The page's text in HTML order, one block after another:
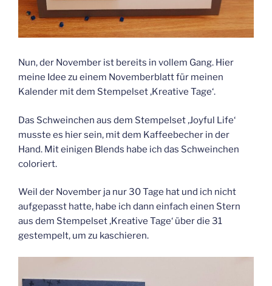
Nun, der November ist bereits in vollem Gang. Hier
meine Idee zu einem Novemberblatt für meinen
Kalender mit dem Stempelset ‚Kreative Tage‘.
Das Schweinchen aus dem Stempelset ‚Joyful Life‘
musste es hier sein, mit dem Kaffeebecher in der
Hand. Mit einigen Blends habe ich das Schweinchen
coloriert.
Weil der November ja nur 30 Tage hat und ich nicht
aufgepasst hatte, habe ich dann einfach einen Stern
aus dem Stempelset ‚Kreative Tage‘ über die 31
gestempelt, um zu kaschieren.